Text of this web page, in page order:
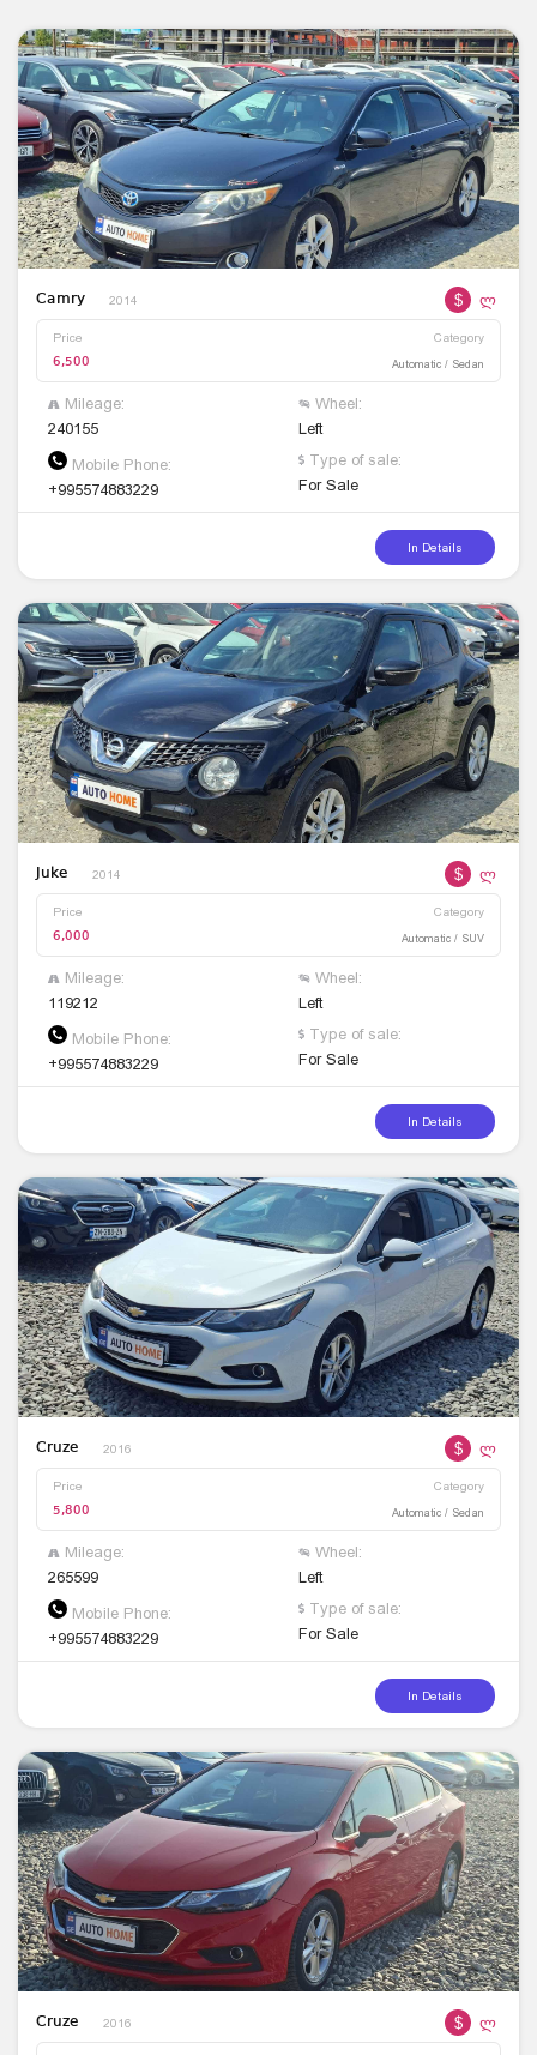
Camry 2014 $ ლ
Price Category
6,500 Automatic / Sedan
Mileage:
240155
Wheel:
Left
Mobile Phone:
+995574883229
Type of sale:
For Sale
In Details
Juke 2014 $ ლ
Price Category
6,000 Automatic / SUV
Mileage:
119212
Wheel:
Left
Mobile Phone:
+995574883229
Type of sale:
For Sale
In Details
Cruze 2016 $ ლ
Price Category
5,800 Automatic / Sedan
Mileage:
265599
Wheel:
Left
Mobile Phone:
+995574883229
Type of sale:
For Sale
In Details
Cruze 2016 $ ლ